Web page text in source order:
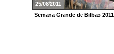
25/08/2011
Semana Grande de Bilbao 2011